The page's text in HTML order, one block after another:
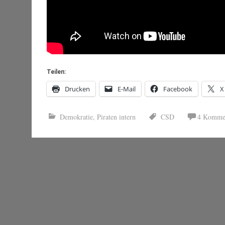
Teilen:
Drucken E-Mail Facebook X
Demokratie, Piraten intern CSD 4